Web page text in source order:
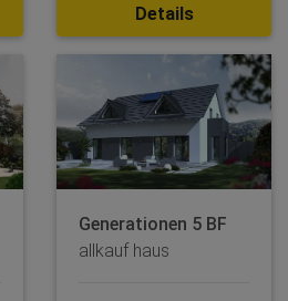
Details
Generationen 5 BF
allkauf haus